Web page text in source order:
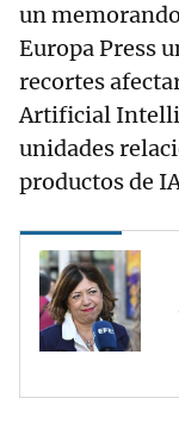
un
Europa Press
recortes
Artificial
unidades
productos de